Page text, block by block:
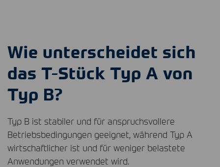
Wie unterscheidet sich
das T-Stück Typ A von
Typ B?
Typ B ist stabiler und für anspruchsvollere
Betriebsbedingungen geeignet, während Typ A
wirtschaftlicher ist und für weniger belastete
Anwendungen verwendet wird.